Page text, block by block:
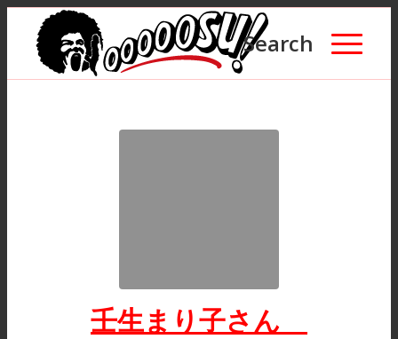
Search
壬生まり子さん